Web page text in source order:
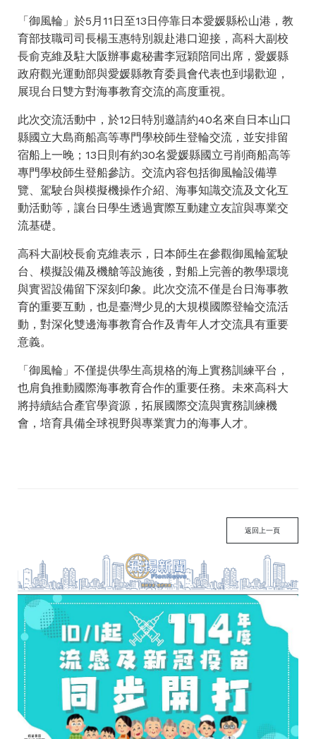
「御風輪」於5月11日至13日停靠日本愛媛縣松山港，教
育部技職司司長楊玉惠特別親赴港口迎接，高科大副校
長俞克維及駐大阪辦事處秘書李冠穎陪同出席，愛媛縣
政府觀光運動部與愛媛縣教育委員會代表也到場歡迎，
展現台日雙方對海事教育交流的高度重視。
此次交流活動中，於12日特別邀請約40名來自日本山口
縣國立大島商船高等專門學校師生登輪交流，並安排留
宿船上一晚；13日則有約30名愛媛縣國立弓削商船高等
專門學校師生登船參訪。交流內容包括御風輪設備導
覽、駕駛台與模擬機操作介紹、海事知識交流及文化互
動活動等，讓台日學生透過實際互動建立友誼與專業交
流基礎。
高科大副校長俞克維表示，日本師生在參觀御風輪駕駛
台、模擬設備及機艙等設施後，對船上完善的教學環境
與實習設備留下深刻印象。此次交流不僅是台日海事教
育的重要互動，也是臺灣少見的大規模國際登輪交流活
動，對深化雙邊海事教育合作及青年人才交流具有重要
意義。
「御風輪」不僅提供學生高規格的海上實務訓練平台，
也肩負推動國際海事教育合作的重要任務。未來高科大
將持續結合產官學資源，拓展國際交流與實務訓練機
會，培育具備全球視野與專業實力的海事人才。
返回上一頁